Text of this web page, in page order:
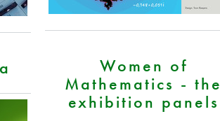
Women of
Mathematics - the
exhibition panels